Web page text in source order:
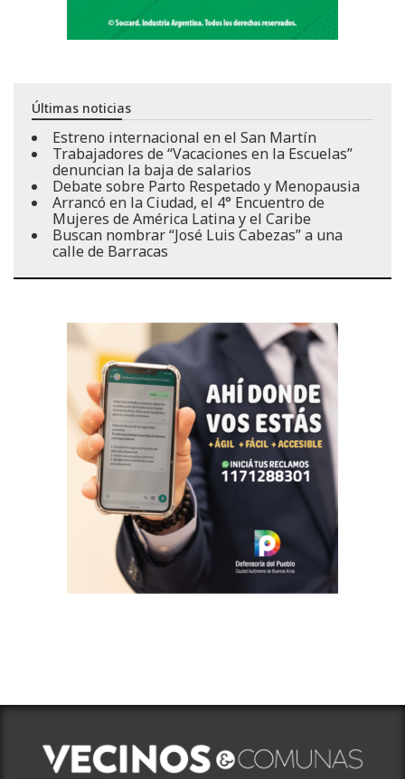
Últimas noticias
Estreno internacional en el San Martín
Trabajadores de “Vacaciones en la Escuelas”
denuncian la baja de salarios
Debate sobre Parto Respetado y Menopausia
Arrancó en la Ciudad, el 4° Encuentro de
Mujeres de América Latina y el Caribe
Buscan nombrar “José Luis Cabezas” a una
calle de Barracas